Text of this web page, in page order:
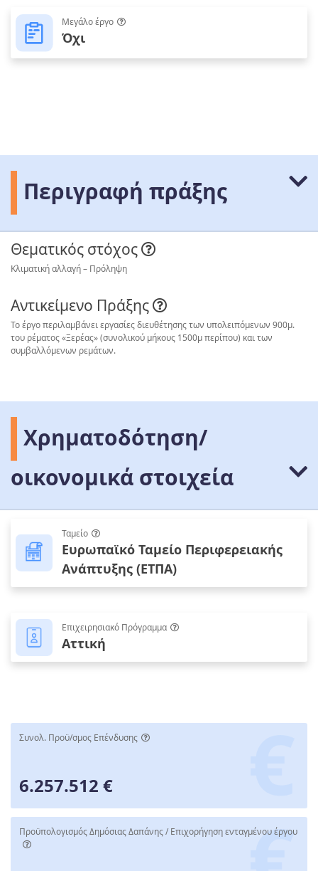
Μεγάλο έργο
Όχι
Περιγραφή πράξης
Θεματικός στόχος
Κλιματική αλλαγή – Πρόληψη
Αντικείμενο Πράξης
Το έργο περιλαμβάνει εργασίες διευθέτησης των υπολειπόμενων 900μ.
του ρέματος «Ξερέας» (συνολικού μήκους 1500μ περίπου) και των
συμβαλλόμενων ρεμάτων.
Χρηματοδότηση/
οικονομικά στοιχεία
Ταμείο
Ευρωπαϊκό Ταμείο Περιφερειακής
Ανάπτυξης (ΕΤΠΑ)
Επιχειρησιακό Πρόγραμμα
Αττική
Συνολ. Προϋ/σμος Επένδυσης
6.257.512 €
Προϋπολογισμός Δημόσιας Δαπάνης / Επιχορήγηση ενταγμένου έργου